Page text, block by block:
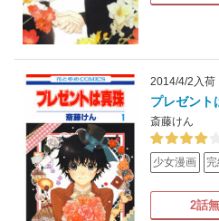
2014/4/2入荷
プレゼント
斎藤けん
少女漫画
2話